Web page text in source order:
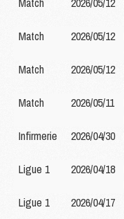
Match
2026/05/12
Match
2026/05/12
Match
2026/05/11
Infirmerie
2026/04/30
Ligue 1
2026/04/18
Ligue 1
2026/04/17